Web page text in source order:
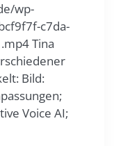
wp-
c7da-
Tina
Bild:
Voice AI;